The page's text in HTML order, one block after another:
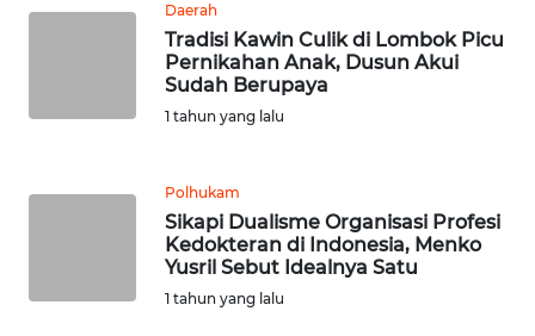
Daerah
Tradisi Kawin Culik di Lombok Picu
Pernikahan Anak, Dusun Akui
Sudah Berupaya
1 tahun yang lalu
Polhukam
Sikapi Dualisme Organisasi Profesi
Kedokteran di Indonesia, Menko
Yusril Sebut Idealnya Satu
1 tahun yang lalu
WN